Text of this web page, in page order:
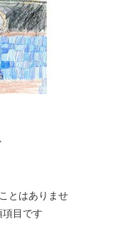
とはありませ
目です